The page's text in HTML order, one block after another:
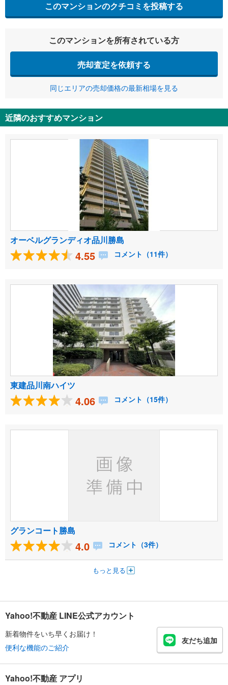
このマンションのクチコミを投稿する
このマンションを所有されている方
売却査定を依頼する
同じエリアの売却価格の最新相場を見る
近隣のおすすめマンション
オーベルグランディオ品川勝島
4.55 コメント（11件）
東建品川南ハイツ
4.06 コメント（15件）
グランコート勝島
4.0 コメント（3件）
もっと見る
Yahoo!不動産 LINE公式アカウント
新着物件をいち早くお届け！
便利な機能のご紹介
友だち追加
Yahoo!不動産 アプリ